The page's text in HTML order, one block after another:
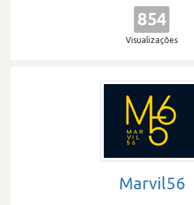
854
Visualizações
Marvil56